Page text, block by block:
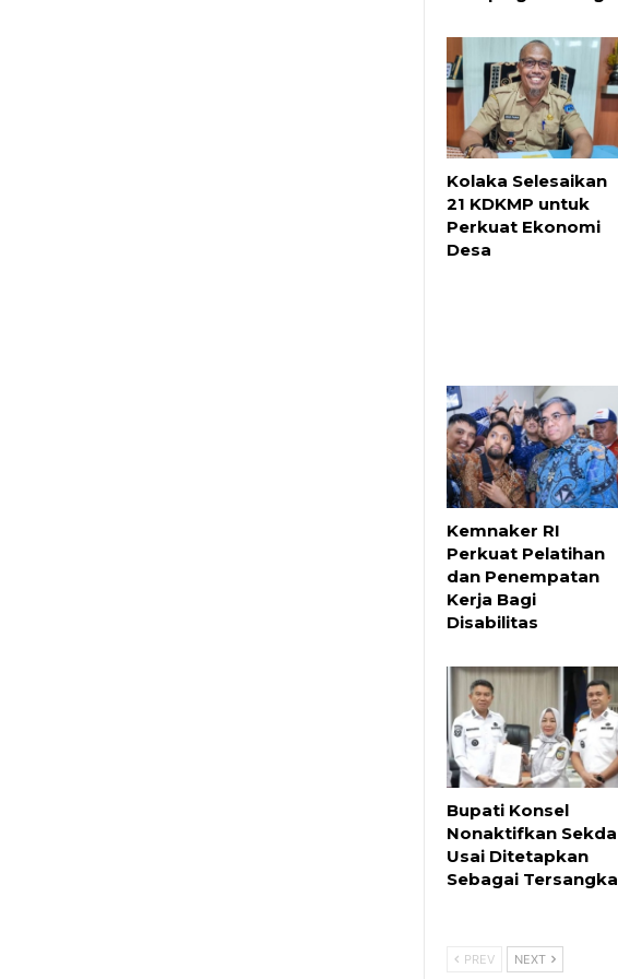
Kolaka Selesaikan
21 KDKMP untuk
Perkuat Ekonomi
Desa
Kemnaker RI
Perkuat Pelatihan
dan Penempatan
Kerja Bagi
Disabilitas
Bupati Konsel
Nonaktifkan Sekda
Usai Ditetapkan
Sebagai Tersangka
PREV NEXT